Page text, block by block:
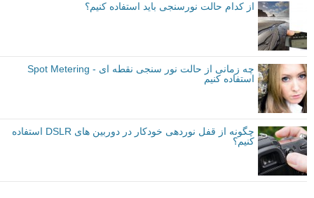
از کدام حالت نورسنجی باید استفاده کنیم؟
چه زمانی از حالت نور سنجی نقطه ای - Spot Metering
استفاده کنیم
چگونه از قفل نوردهی خودکار در دوربین های DSLR استفاده
کنیم؟